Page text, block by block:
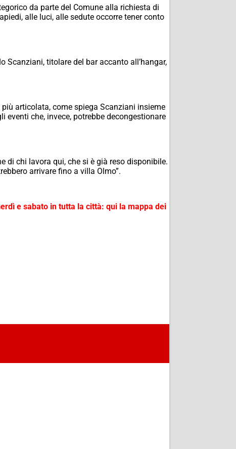
da parte del Comune alla richiesta di
alle luci, alle sedute occorre tener conto
Scanziani, titolare del bar accanto all’hangar,
articolata, come spiega Scanziani insieme
eventi che, invece, potrebbe decongestionare
di chi lavora qui, che si è già reso disponibile.
arrivare fino a villa Olmo”.
e sabato in tutta la città: qui la mappa dei